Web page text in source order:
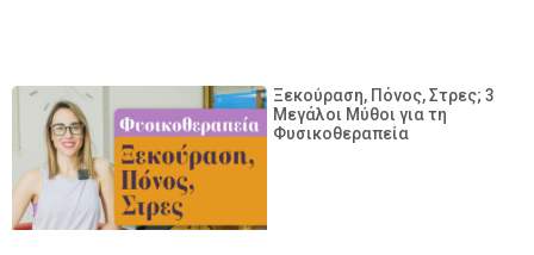
Ξεκούραση, Πόνος, Στρες; 3
Μεγάλοι Μύθοι για τη
Φυσικοθεραπεία